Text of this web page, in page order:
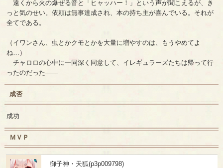
遠くから火の爆ぜる音と「ヒャッハー！」という声が聞こえるが、き
っと気のせい。依頼は無事達成され、本の持ち主が喜んでいる。それが
全てである。
（イワンさん、虫とかクモとかを大量に増やすのは、もうやめてよ
ね…）
チャロロの心中に一同深く同意して、イレギュラーズたちは帰って行
ったのだった――
成否
成功
ＭＶＰ
御子神・天狐(p3p009798)